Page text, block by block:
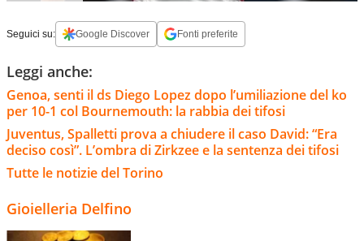
Seguici su: Google Discover Fonti preferite
Leggi anche:
Genoa, senti il ds Diego Lopez dopo l’umiliazione del ko
per 10-1 col Bournemouth: la rabbia dei tifosi
Juventus, Spalletti prova a chiudere il caso David: “Era
deciso così”. L’ombra di Zirkzee e la sentenza dei tifosi
Tutte le notizie del Torino
Gioielleria Delfino